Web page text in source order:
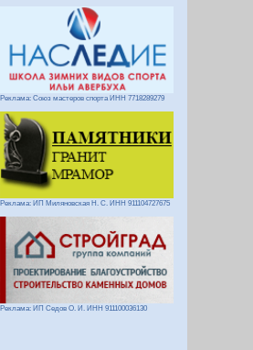
Реклама: Союз мастеров спорта ИНН 7718289279
Реклама: ИП Миляновская Н. С. ИНН 911104727675
Реклама: ИП Седов О. И. ИНН 911100036130